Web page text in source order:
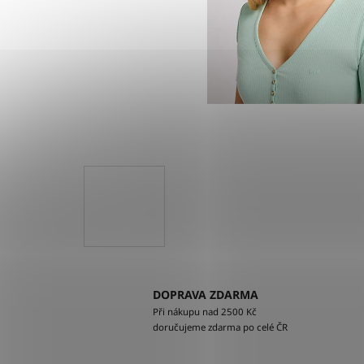
DOPRAVA ZDARMA
Při nákupu nad 2500 Kč
doručujeme zdarma po celé ČR